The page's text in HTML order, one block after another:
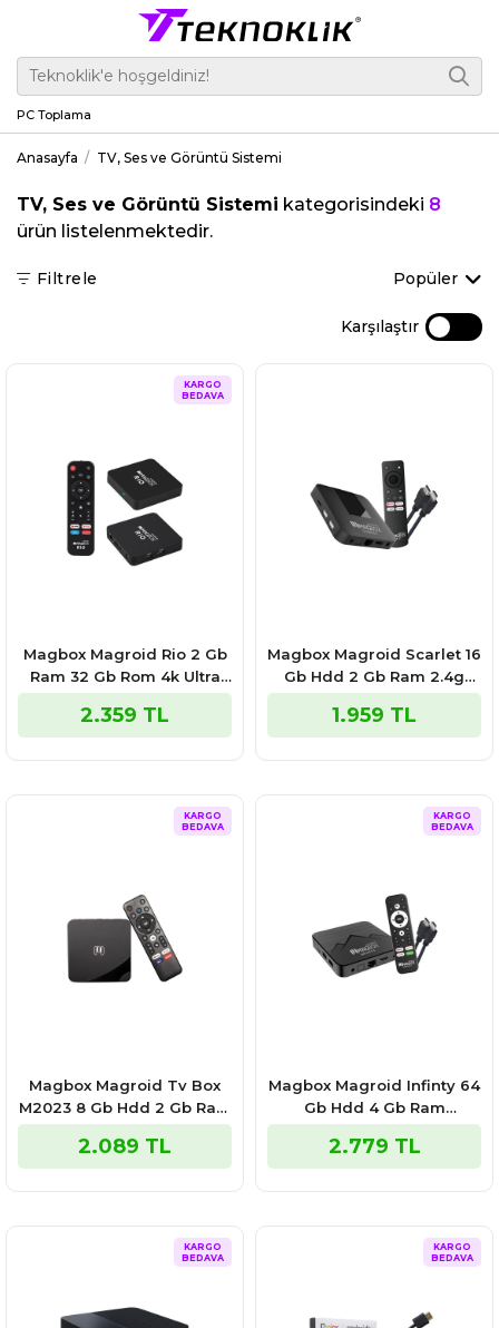
PC Toplama
Anasayfa TV, Ses ve Görüntü Sistemi
TV, Ses ve Görüntü Sistemi kategorisindeki 8
ürün listelenmektedir.
Filtrele Popüler
Karşılaştır
Magbox Magroid Rio 2 Gb
Ram 32 Gb Rom 4k Ultra
Hd Android Box (android
10)
2.359 TL
KARGO
BEDAVA
Magbox Magroid Scarlet 16
Gb Hdd 2 Gb Ram 2.4g
H313 Cpu Android Tv Box
1.959 TL
Magbox Magroid Tv Box
M2023 8 Gb Hdd 2 Gb Ram
4k (android 10)
2.089 TL
KARGO
BEDAVA
Magbox Magroid Infinty 64
Gb Hdd 4 Gb Ram
Bluetooth 5g Wifi Ses
Komut Kumandalı Android
Tv Box
2.779 TL
KARGO
BEDAVA
KARGO
BEDAVA
KARGO
BEDAVA